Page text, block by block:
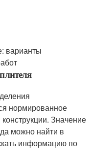
варианты
нормированное
Значение
можно найти в
информацию по